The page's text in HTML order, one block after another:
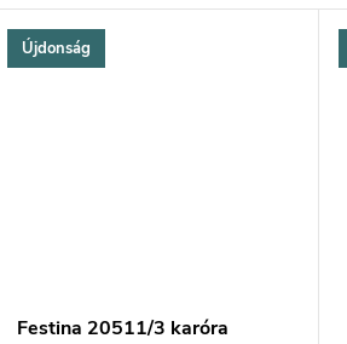
Újdonság
Festina 20511/3 karóra